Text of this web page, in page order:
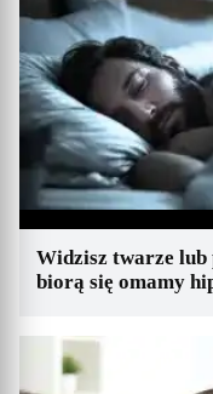
Widzisz twarze lub
biorą się omamy